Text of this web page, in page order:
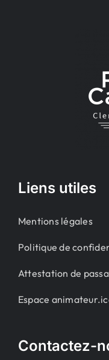
Liens utiles
Mentions légales
Politique de
Attestation de
Espace
Contactez-